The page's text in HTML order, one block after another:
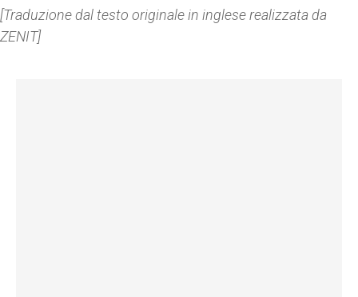
[Traduzione dal testo originale in inglese realizzata da
ZENIT]